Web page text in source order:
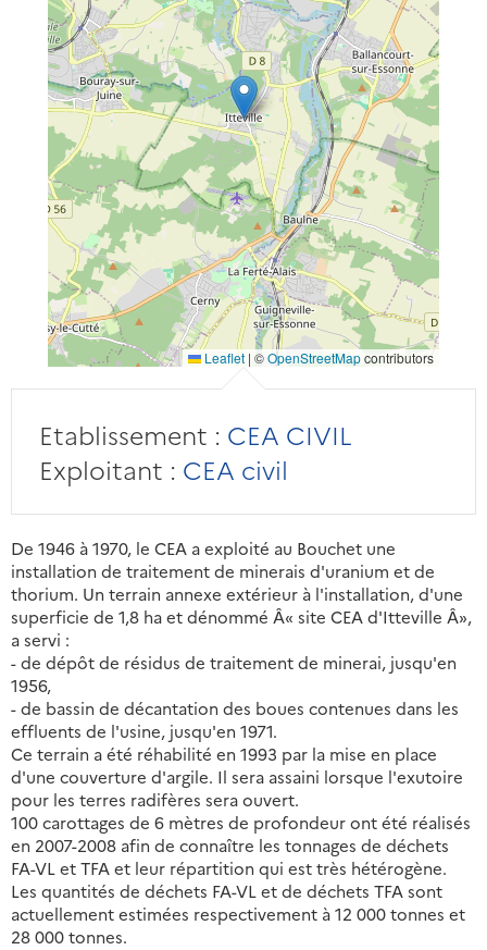
Leaflet | ©OpenStreetMapcontributors
Etablissement : CEA CIVIL
Exploitant : CEA civil
De 1946 à 1970, le CEA a exploité au Bouchet une
installation de traitement de minerais d'uranium et de
thorium. Un terrain annexe extérieur à l'installation, d'une
superficie de 1,8 ha et dénommé Â« site CEA d'Itteville Â»,
a servi :
- de dépôt de résidus de traitement de minerai, jusqu'en
1956,
- de bassin de décantation des boues contenues dans les
effluents de l'usine, jusqu'en 1971.
Ce terrain a été réhabilité en 1993 par la mise en place
d'une couverture d'argile. Il sera assaini lorsque l'exutoire
pour les terres radifères sera ouvert.
100 carottages de 6 mètres de profondeur ont été réalisés
en 2007-2008 afin de connaître les tonnages de déchets
FA-VL et TFA et leur répartition qui est très hétérogène.
Les quantités de déchets FA-VL et de déchets TFA sont
actuellement estimées respectivement à 12 000 tonnes et
28 000 tonnes.